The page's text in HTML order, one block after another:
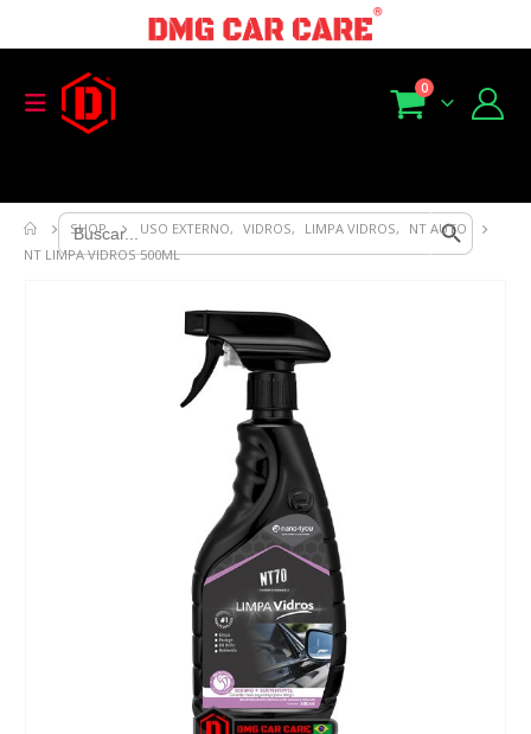
Search
for:
Search Button
0
SHOP USO EXTERNO, VIDROS, LIMPA VIDROS,
NT AUTO
NT LIMPA VIDROS 500ML